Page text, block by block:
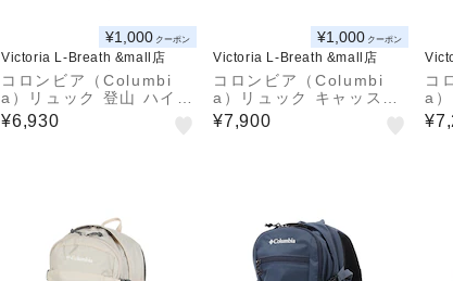
¥1,000 クーポン
Victoria L-Breath &mall店
コロンビア（Columbi
a）リュック 登山 ハイキ
ング キャッスルロック1
5L バックパックII PU86
¥6,930
¥1,000 クーポン
Victoria L-Breath &mall店
コロンビア（Columbi
a）リュック キャッスル
ロック 25L バックパッ
クII PU8662 010 撥水
¥7,900
コ
a
ン
0L